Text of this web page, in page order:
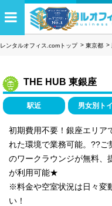
レンタルオフィス.comトップ 東京都
THE HUB 東銀座
駅近 男女別ト
初期費用不要！銀座エリア
れた環境で業務可能。??
のワークラウンジが無料、
が利用可能★
※料金や空室状況は日々変
い！